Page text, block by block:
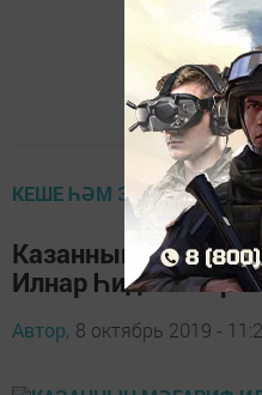
КЕШЕ ҺӘМ ЗАКОН
Казанның
Илнар Һидиятов
Автор, 8 октябрь 2019 -